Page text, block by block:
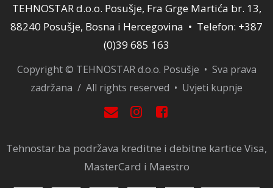
TEHNOSTAR d.o.o. Posušje, Fra Grge Martića br. 13,
88240 Posušje, Bosna i Hercegovina • Telefon: +387
(0)39 685 163
Copyright © TEHNOSTAR d.o.o. Posušje • Sva prava
zadržana / All rights reserved • Uvjeti kupnje
Tehnostar.ba podržava kreditne i debitne kartice Visa,
MasterCard i Maestro